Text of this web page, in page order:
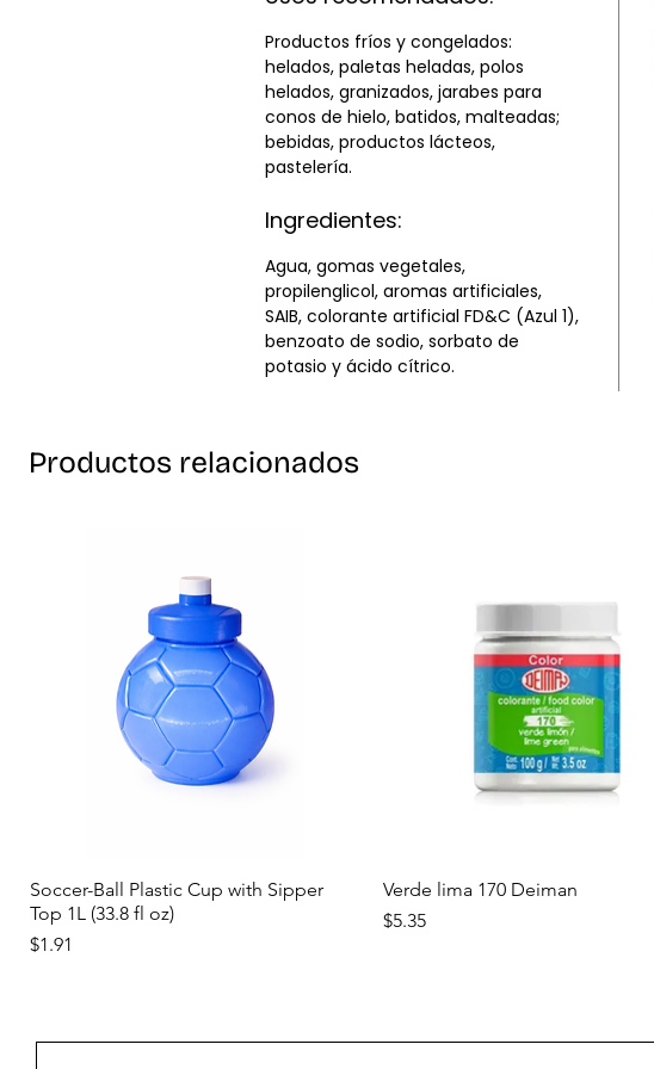
Productos fríos y congelados:
helados, paletas heladas, polos
helados, granizados, jarabes para
conos de hielo, batidos, malteadas;
bebidas, productos lácteos,
pastelería.
Ingredientes:
Agua, gomas vegetales,
propilenglicol, aromas artificiales,
SAIB, colorante artificial FD&C (Azul 1),
benzoato de sodio, sorbato de
potasio y ácido cítrico.
Productos relacionados
Vista rápida
Soccer-Ball Plastic Cup with Sipper
Top 1L (33.8 fl oz)
Precio
$1.91
Vista rápida
Verde lima 170 Deiman
Precio
$5.35